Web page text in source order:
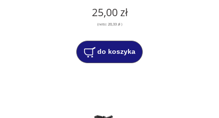
25,00 zł
(netto: 20,33 zł)
do koszyka